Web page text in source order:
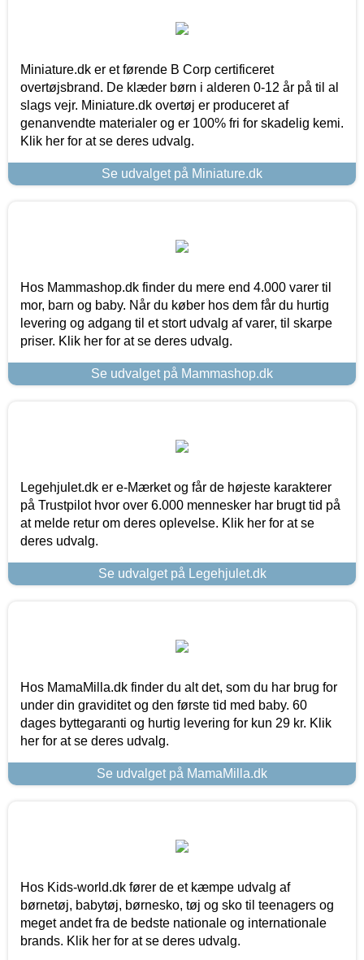
Miniature.dk er et førende B Corp certificeret
overtøjsbrand. De klæder børn i alderen 0-12 år på til al
slags vejr. Miniature.dk overtøj er produceret af
genanvendte materialer og er 100% fri for skadelig kemi.
Klik her for at se deres udvalg.
Se udvalget på Miniature.dk
Hos Mammashop.dk finder du mere end 4.000 varer til
mor, barn og baby. Når du køber hos dem får du hurtig
levering og adgang til et stort udvalg af varer, til skarpe
priser. Klik her for at se deres udvalg.
Se udvalget på Mammashop.dk
Legehjulet.dk er e-Mærket og får de højeste karakterer
på Trustpilot hvor over 6.000 mennesker har brugt tid på
at melde retur om deres oplevelse. Klik her for at se
deres udvalg.
Se udvalget på Legehjulet.dk
Hos MamaMilla.dk finder du alt det, som du har brug for
under din graviditet og den første tid med baby. 60
dages byttegaranti og hurtig levering for kun 29 kr. Klik
her for at se deres udvalg.
Se udvalget på MamaMilla.dk
Hos Kids-world.dk fører de et kæmpe udvalg af
børnetøj, babytøj, børnesko, tøj og sko til teenagers og
meget andet fra de bedste nationale og internationale
brands. Klik her for at se deres udvalg.